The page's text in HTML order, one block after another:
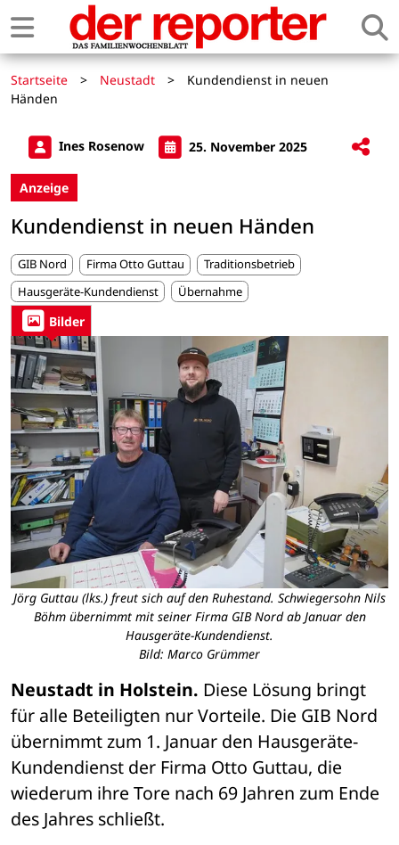
Startseite > Neustadt >
Kundendienst in neuen
Händen
Ines Rosenow 25. November 2025
Anzeige
Kundendienst in neuen Händen
GIB Nord Firma Otto Guttau
Traditionsbetrieb
Hausgeräte-Kundendienst
Übernahme
Bilder
Jörg Guttau (lks.) freut sich auf den Ruhestand. Schwiegersohn Nils
Böhm übernimmt mit seiner Firma GIB Nord ab Januar den
Hausgeräte-Kundendienst.
Bild: Marco Grümmer
Neustadt in Holstein. Diese Lösung bringt
für alle Beteiligten nur Vorteile. Die GIB Nord
übernimmt zum 1. Januar den Hausgeräte-
Kundendienst der Firma Otto Guttau, die
wiederum ihre Tore nach 69 Jahren zum Ende
des Jahres schließt.